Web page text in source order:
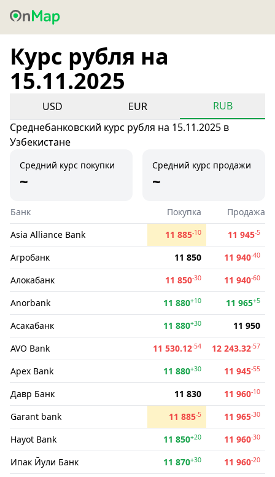
Курс рубля на
15.11.2025
USD EUR
RUB
Среднебанковский курс рубля на 15.11.2025 в
Узбекистане
Средний курс покупки
~
Средний курс продажи
~
Банк Покупка
Продажа
Asia Alliance Bank
11 885-10 11 945-5
Агробанк 11 850 11 940-40
Алокабанк 11 850-30 11 940-60
Anorbank 11 880+10 11 965+5
Асакабанк 11 880+30
11 950
AVO Bank
11 530.12-54 12 243.32-57
Apex Bank 11 880+30 11 945-55
Давр Банк 11 830 11 960-10
Garant bank 11 885-5 11 965-30
Hayot Bank 11 850+20 11 960-30
Ипак Йули Банк 11 870+30 11 960-20